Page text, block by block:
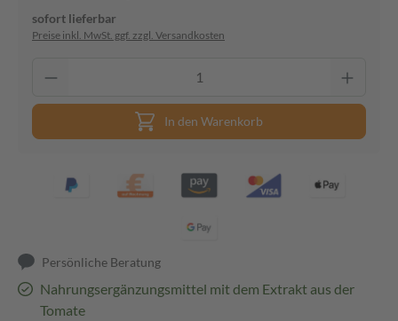
sofort lieferbar
Preise inkl. MwSt. ggf. zzgl. Versandkosten
In den Warenkorb
Persönliche Beratung
Nahrungsergänzungsmittel mit dem Extrakt aus der
Tomate